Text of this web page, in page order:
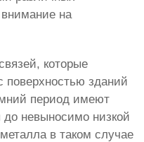
на
которые
поверхностью зданий
период имеют
до невыносимо низкой
в таком случае